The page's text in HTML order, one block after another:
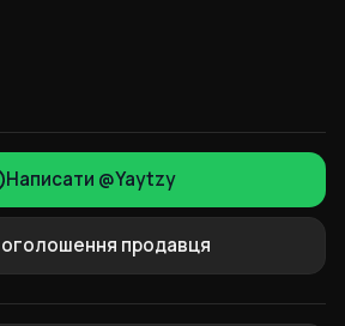
Написати @Yaytzy
оголошення продавця